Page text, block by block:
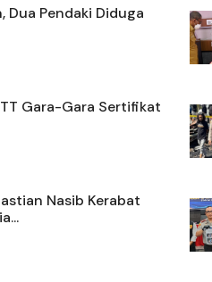
Dua Pendaki Diduga
Gara-Gara Sertifikat
Nasib Kerabat